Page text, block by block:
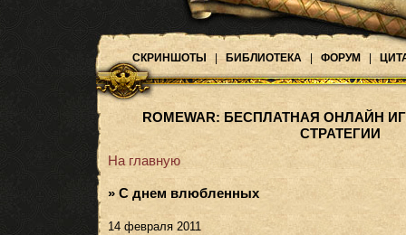
СКРИНШОТЫ БИБЛИОТЕКА ФОРУМ
ROMEWAR: БЕСПЛАТНАЯ ОНЛАЙН
СТРАТЕГИИ
На главную
» С днем влюбленных
14 февраля 2011